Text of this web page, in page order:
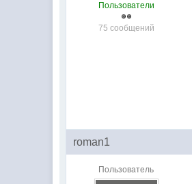
Пользователи
75 сообщений
roman1
Пользователь